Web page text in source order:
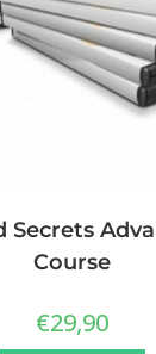
Secrets
Course
€29,90